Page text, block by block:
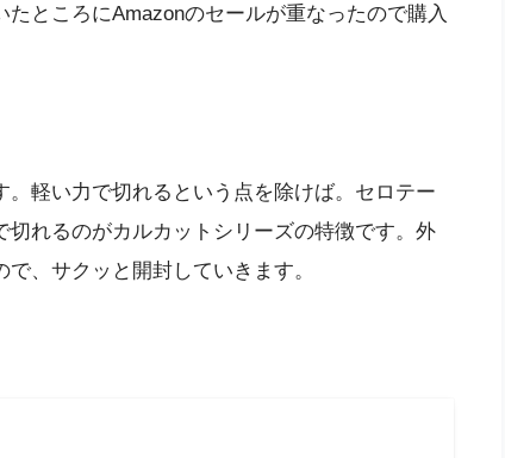
ところにAmazonのセールが重なったので購入
軽い力で切れるという点を除けば。セロテー
れるのがカルカットシリーズの特徴です。外
、サクッと開封していきます。